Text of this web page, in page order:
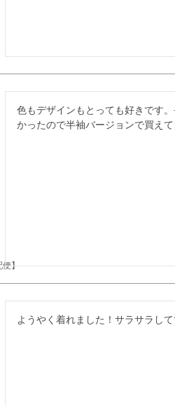
便】
色もデザインもとっても好きです
かったので半袖バージョンで買えて
ようやく着れました！サラサラし